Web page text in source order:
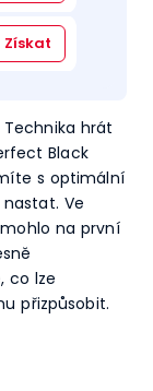
Získat
Technika hrát
Black
s optimální
Ve
na první
co lze
přizpůsobit.